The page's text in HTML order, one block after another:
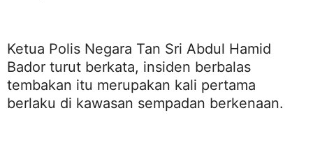
Ketua Polis Negara Tan Sri Abdul Hamid
Bador turut berkata, insiden berbalas
tembakan itu merupakan kali pertama
berlaku di kawasan sempadan berkenaan.